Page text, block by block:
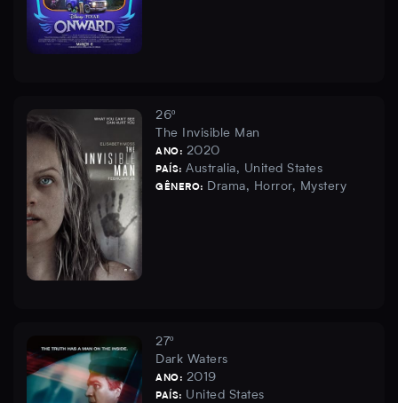
26º
The Invisible Man
ANO: 2020
PAÍS: Australia, United States
GÊNERO: Drama, Horror, Mystery
27º
Dark Waters
ANO: 2019
PAÍS: United States